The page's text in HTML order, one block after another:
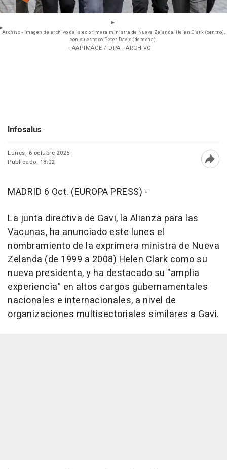
Archivo - Imagen de archivo de la ex primera ministra de Nueva Zelanda, Helen Clark (centro),
con su esposo Peter Davis (derecha).
- AAPIMAGE / DPA - ARCHIVO
Infosalus
Lunes, 6 octubre 2025
Publicado: 18:02
MADRID 6 Oct. (EUROPA PRESS) -
La junta directiva de Gavi, la Alianza para las
Vacunas, ha anunciado este lunes el
nombramiento de la exprimera ministra de Nueva
Zelanda (de 1999 a 2008) Helen Clark como su
nueva presidenta, y ha destacado su "amplia
experiencia" en altos cargos gubernamentales
nacionales e internacionales, a nivel de
organizaciones multisectoriales similares a Gavi.